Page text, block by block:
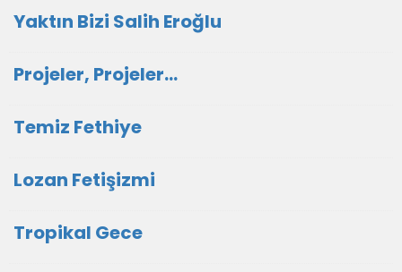
Yaktın Bizi Salih Eroğlu
Projeler, Projeler...
Temiz Fethiye
Lozan Fetişizmi
Tropikal Gece